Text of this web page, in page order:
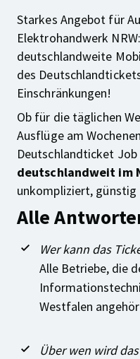
Starkes Angebot für
Elektrohandwerk
deutschlandweite
des
Einschränkungen!
Ob für die täglichen
Ausflüge am
Deutschlandticket Job
deutschlandweit im
unkompliziert,
Alle
Wer kann das
Alle Betriebe, die
Westfalen
Über wen wird